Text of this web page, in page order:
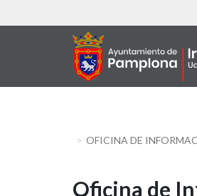
to
OFICINA DE
Oficina de